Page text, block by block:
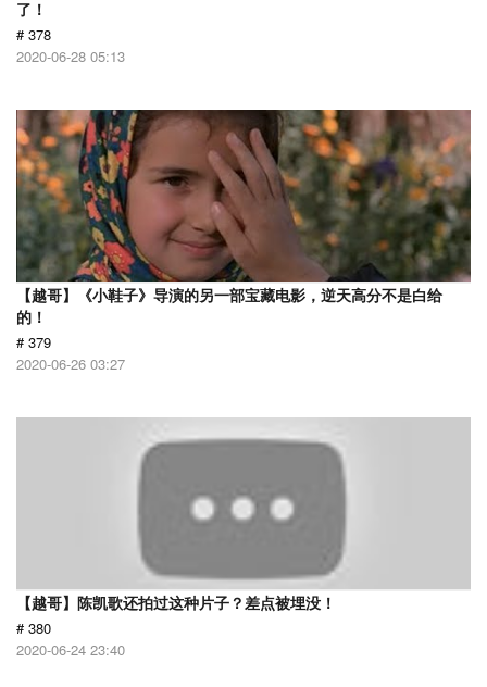
了！
# 378
2020-06-28 05:13
【越哥】《小鞋子》导演的另一部宝藏电影，逆天高分不是白给
的！
# 379
2020-06-26 03:27
【越哥】陈凯歌还拍过这种片子？差点被埋没！
# 380
2020-06-24 23:40